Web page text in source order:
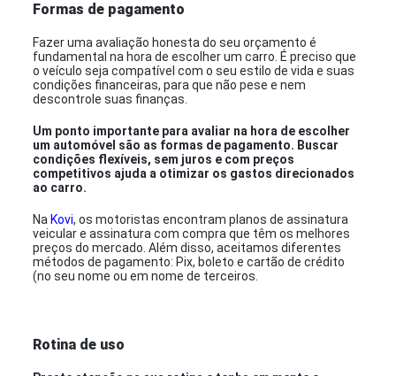
Formas de pagamento
Fazer uma avaliação honesta do seu orçamento é
fundamental na hora de escolher um carro. É preciso que
o veículo seja compatível com o seu estilo de vida e suas
condições financeiras, para que não pese e nem
descontrole suas finanças.
Um ponto importante para avaliar na hora de escolher
um automóvel são as formas de pagamento. Buscar
condições flexíveis, sem juros e com preços
competitivos ajuda a otimizar os gastos direcionados
ao carro.
Na Kovi, os motoristas encontram planos de assinatura
veicular e assinatura com compra que têm os melhores
preços do mercado. Além disso, aceitamos diferentes
métodos de pagamento: Pix, boleto e cartão de crédito
(no seu nome ou em nome de terceiros.
Rotina de uso